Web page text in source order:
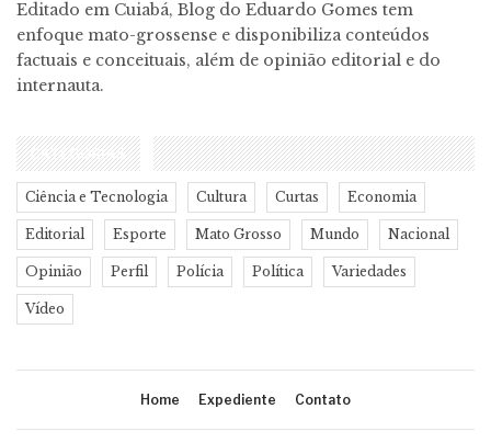
Editado em Cuiabá, Blog do Eduardo Gomes tem
enfoque mato-grossense e disponibiliza conteúdos
factuais e conceituais, além de opinião editorial e do
internauta.
CATEGORIAS
Ciência e Tecnologia Cultura Curtas Economia
Editorial Esporte Mato Grosso Mundo Nacional
Opinião Perfil Polícia Política Variedades
Vídeo
Home Expediente Contato